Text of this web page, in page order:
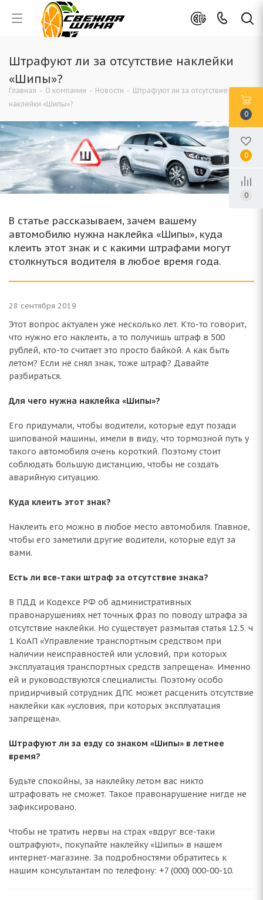
Штрафуют ли за отсутствие наклейки
«Шипы»?
Главная - О компании - Новости - Штрафуют ли за отсутствие
наклейки «Шипы»?
В статье рассказываем, зачем вашему
автомобилю нужна наклейка «Шипы», куда
клеить этот знак и с какими штрафами могут
столкнуться водителя в любое время года.
28 сентября 2019
Этот вопрос актуален уже несколько лет. Кто-то говорит,
что нужно его наклеить, а то получишь штраф в 500
рублей, кто-то считает это просто байкой. А как быть
летом? Если не снял знак, тоже штраф? Давайте
разбираться.
Для чего нужна наклейка «Шипы»?
Его придумали, чтобы водители, которые едут позади
шипованой машины, имели в виду, что тормозной путь у
такого автомобиля очень короткий. Поэтому стоит
соблюдать большую дистанцию, чтобы не создать
аварийную ситуацию.
Куда клеить этот знак?
Наклеить его можно в любое место автомобиля. Главное,
чтобы его заметили другие водители, которые едут за
вами.
Есть ли все-таки штраф за отсутствие знака?
В ПДД и Кодексе РФ об административных
правонарушениях нет точных фраз по поводу штрафа за
отсутствие наклейки. Но существует размытая статья 12.5. ч
1 КоАП «Управление транспортным средством при
наличии неисправностей или условий, при которых
эксплуатация транспортных средств запрещена». Именно
ей и руководствуются специалисты. Поэтому особо
придирчивый сотрудник ДПС может расценить отсутствие
наклейки как «условия, при которых эксплуатация
запрещена».
Штрафуют ли за езду со знаком «Шипы» в летнее
время?
Будьте спокойны, за наклейку летом вас никто
штрафовать не сможет. Такое правонарушение нигде не
зафиксировано.
Чтобы не тратить нервы на страх «вдруг все-таки
оштрафуют», покупайте наклейку «Шипы» в нашем
интернет-магазине. За подробностями обратитесь к
нашим консультантам по телефону: +7 (000) 000-00-10.
0
0
0